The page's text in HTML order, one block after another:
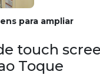
para ampliar
touch
Toque